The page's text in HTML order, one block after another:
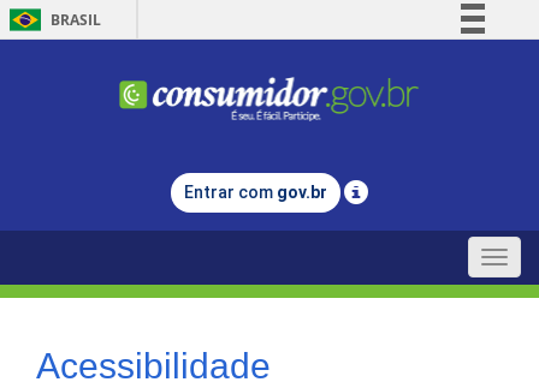
BRASIL
Comunica BR
Legislação
Entrar com gov.br
Toggle
Acessibilidade